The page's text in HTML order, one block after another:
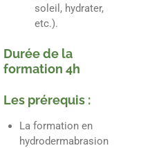
soleil, hydrater,
etc.).
Durée de la
formation 4h
Les prérequis :
La formation en
hydrodermabrasion